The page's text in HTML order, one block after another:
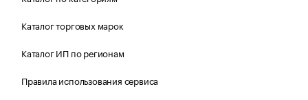
Каталог торговых марок
Каталог ИП по регионам
Правила использования сервиса